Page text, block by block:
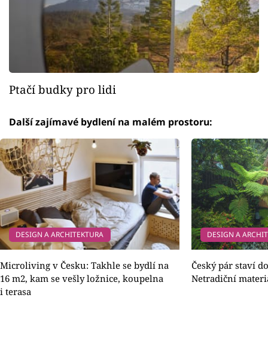
Ptačí budky pro lidi
Další zajímavé bydlení na malém prostoru:
DESIGN A ARCHITEKTURA
Microliving v Česku: Takhle se bydlí na
16 m2, kam se vešly ložnice, koupelna
i terasa
DESIGN A
Český pár staví
Netradiční